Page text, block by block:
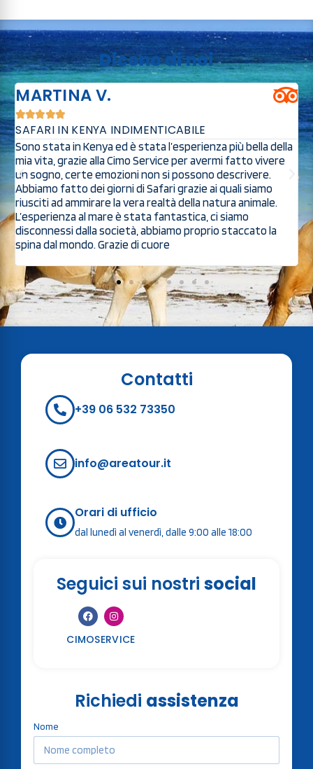
Dicono di noi
MARTINA V.

SAFARI IN KENYA INDIMENTICABILE
Sono stata in Kenya ed è stata l’esperienza più bella della
mia vita, grazie alla Cimo Service per avermi fatto vivere
un sogno, certe emozioni non si possono descrivere.
Abbiamo fatto dei giorni di Safari grazie ai quali siamo
riusciti ad ammirare la vera realtà della natura animale.
L’esperienza al mare è stata fantastica, ci siamo
disconnessi dalla società, abbiamo proprio staccato la
spina dal mondo. Grazie di cuore
Richiedi assistenza
Nome
Contatti
+39 06 532 73350
info@areatour.it
Orari di ufficio
dal lunedì al venerdì, dalle 9:00 alle 18:00
Seguici sui nostri social
CIMOSERVICE